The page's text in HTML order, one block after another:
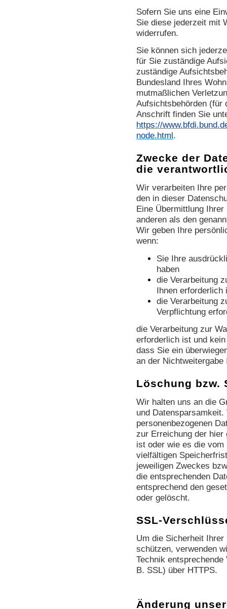
Sofern Sie uns eine
Sie diese jederzeit mit
widerrufen.
Sie können sich
für Sie zuständige
zuständige
Bundesland Ihres
mutmaßlichen
Aufsichtsbehörden (für
Anschrift finden Sie
https://
node.html.
Zwecke der
die
Wir verarbeiten Ihre
den in dieser
Eine Übermittlung
anderen als den
Wir geben Ihre
wenn:
Sie Ihre
haben
die Verarbeitung
Ihnen erforderlich
die Verarbeitung
Verpflichtung
die Verarbeitung zur
erforderlich ist und
dass Sie ein
an der Nichtweitergabe
Löschung bzw.
Wir halten uns an die
und
personenbezogenen
zur Erreichung der
ist oder wie es die
vielfältigen
jeweiligen Zweckes
die entsprechenden
entsprechend den
oder gelöscht.
SSL-
Um die Sicherheit
schützen, verwenden
Technik
B. SSL) über HTTPS.
Änderung